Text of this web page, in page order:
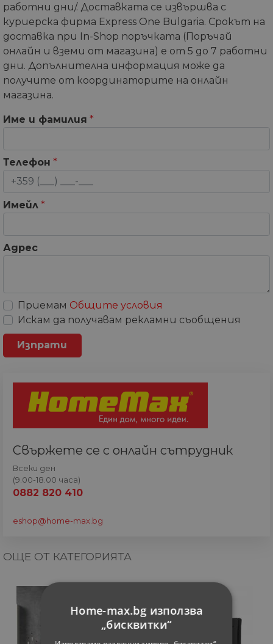
работни дни/. Доставката се извършва с
куриерска фирма Express One Bulgaria. Срокът на
доставка при In-Shop поръчката (Поръчай
онлайн и вземи от магазина) е от 5 до 7 работни
дни. Допълнителна информация може да
получите от координаторите на онлайн
магазина.
Име и фамилия *
Телефон *
Имейл *
Адрес
Приемам Общите условия
Искам да получавам рекламни съобщения
Свържете се с онлайн сътрудник
Всеки ден
(9.00-18.00 часа)
0882 820 410
eshop@home-max.bg
ОЩЕ ОТ КАТЕГОРИЯТА
Home-max.bg използва
„бисквитки“